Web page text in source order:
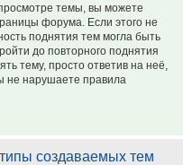
темы, вы можете
форума. Если этого не
поднятия тем могла быть
до повторного поднятия
тему, просто ответив на неё,
не нарушаете правила
создаваемых тем